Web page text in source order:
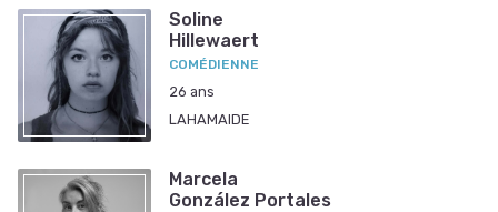
Soline
Hillewaert
COMÉDIENNE
26 ans
LAHAMAIDE
Marcela
González Portales